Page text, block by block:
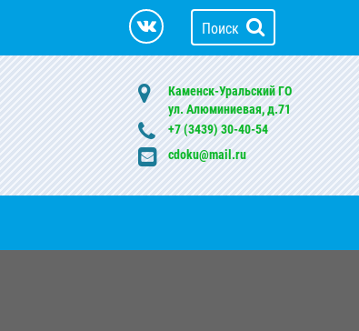
Поиск
Каменск-Уральский ГО
ул. Алюминиевая, д.71
+7 (3439) 30-40-54
cdoku@mail.ru